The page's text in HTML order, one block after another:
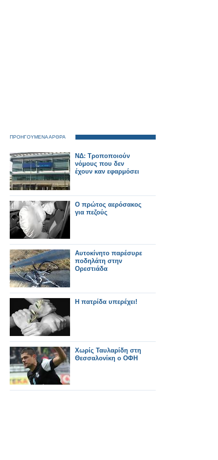
ΠΡΟΗΓΟΥΜΕΝΑ ΑΡΘΡΑ
ΝΔ: Τροποποιούν
νόμους που δεν
έχουν καν εφαρμόσει
O πρώτος αερόσακος
για πεζούς
Αυτοκίνητο παρέσυρε
ποδηλάτη στην
Ορεστιάδα
Η πατρίδα υπερέχει!
Χωρίς Ταυλαρίδη στη
Θεσσαλονίκη ο ΟΦΗ